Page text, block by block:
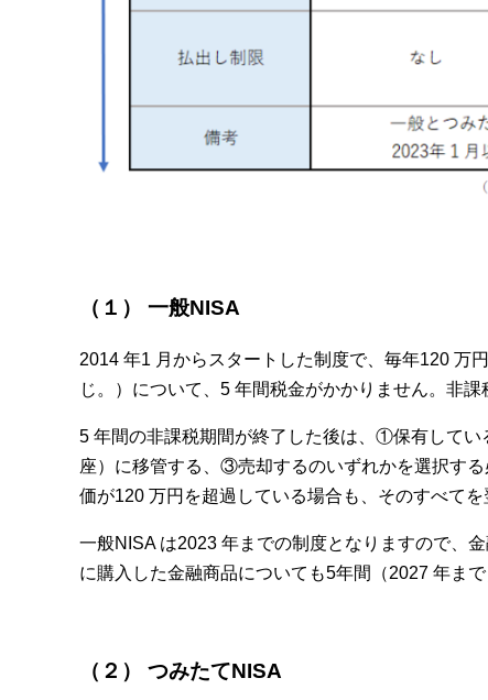
（１） 一般NISA
2014 年1 月からスタートした制度で、毎年120 万
じ。）について、5 年間税金がかかりません。非
5 年間の非課税期間が終了した後は、①保有して
座）に移管する、③売却するのいずれかを選択す
価が120 万円を超過している場合も、そのすべて
一般NISA は2023 年までの制度となりますので、
に購入した金融商品についても5年間（2027 年ま
（２） つみたてNISA